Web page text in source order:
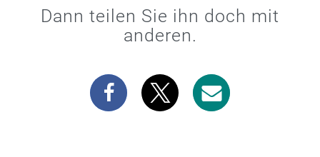
Dann teilen Sie ihn doch mit
anderen.